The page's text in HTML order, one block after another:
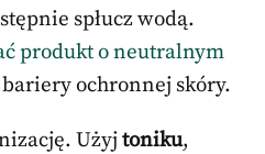
spłucz wodą.
produkt o neutralnym
ochronnej skóry.
Użyjtoniku,